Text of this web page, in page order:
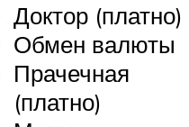
Доктор (платно)
Обмен валюты
Прачечная
(платно)